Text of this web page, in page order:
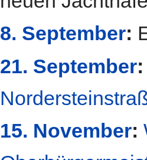
8. September:
21. September:
15. November: